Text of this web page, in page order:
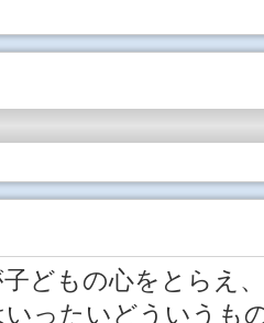
どもの心をとらえ
ったいどういうも